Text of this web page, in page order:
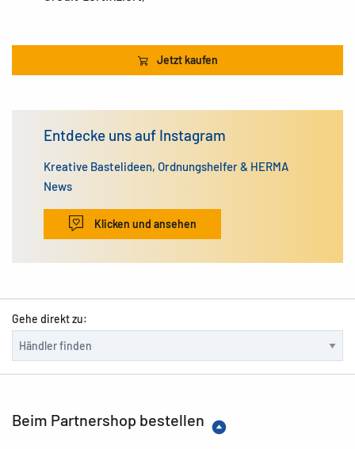
Jetzt kaufen
Entdecke uns auf Instagram
Kreative Bastelideen, Ordnungshelfer & HERMA
News
Klicken und ansehen
Gehe direkt zu:
Beim Partnershop bestellen